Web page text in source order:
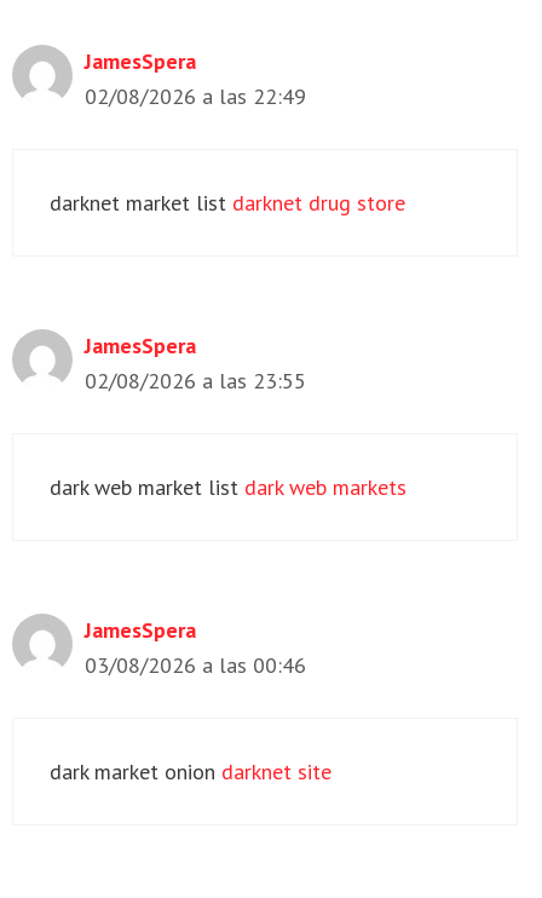
JamesSpera
02/08/2026 a las 22:49
darknet market list darknet drug store
JamesSpera
02/08/2026 a las 23:55
dark web market list dark web markets
JamesSpera
03/08/2026 a las 00:46
dark market onion darknet site